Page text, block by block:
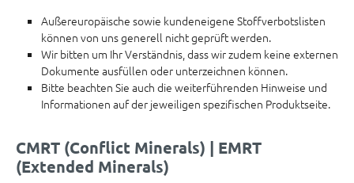
Außereuropäische sowie kundeneigene Stoffverbotslisten
können von uns generell nicht geprüft werden.
Wir bitten um Ihr Verständnis, dass wir zudem keine externen
Dokumente ausfüllen oder unterzeichnen können.
Bitte beachten Sie auch die weiterführenden Hinweise und
Informationen auf der jeweiligen spezifischen Produktseite.
CMRT (Conflict Minerals) | EMRT
(Extended Minerals)